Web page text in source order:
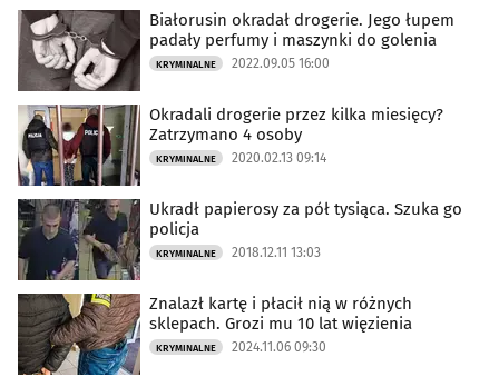
Białorusin okradał drogerie. Jego łupem
padały perfumy i maszynki do golenia
KRYMINALNE 2022.09.05 16:00
Okradali drogerie przez kilka miesięcy?
Zatrzymano 4 osoby
KRYMINALNE 2020.02.13 09:14
Ukradł papierosy za pół tysiąca. Szuka go
policja
KRYMINALNE 2018.12.11 13:03
Znalazł kartę i płacił nią w różnych
sklepach. Grozi mu 10 lat więzienia
KRYMINALNE 2024.11.06 09:30